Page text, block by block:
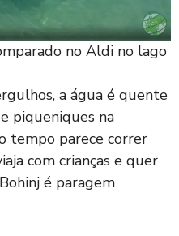
no Aldi no lago
a água é quente
piqueniques na
tempo parece correr
com crianças e quer
é paragem